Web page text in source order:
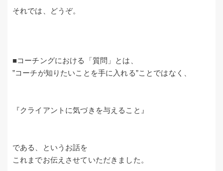
それでは、どうぞ。
■コーチングにおける「質問」とは、
”コーチが知りたいことを手に入れる”ことではなく、
『クライアントに気づきを与えること』
である、というお話を
これまでお伝えさせていただきました。